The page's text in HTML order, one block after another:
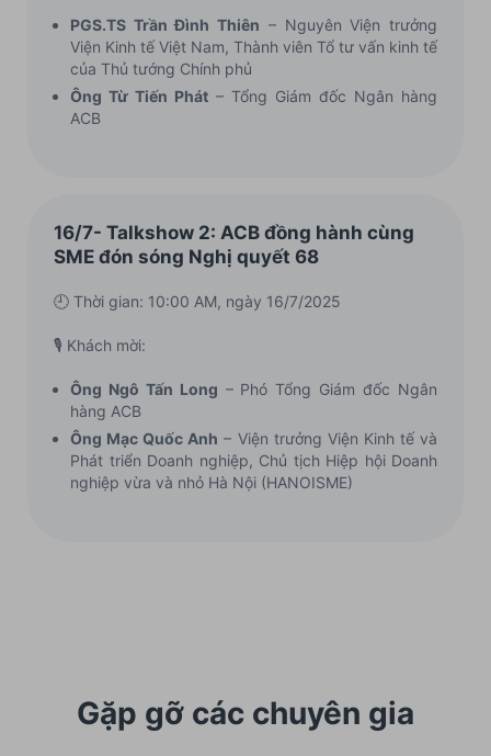
PGS.TS Trần Đình Thiên – Nguyên Viện trưởng
Viện Kinh tế Việt Nam, Thành viên Tổ tư vấn kinh tế
của Thủ tướng Chính phủ
Ông Từ Tiến Phát – Tổng Giám đốc Ngân hàng
ACB
16/7- Talkshow 2: ACB đồng hành cùng
SME đón sóng Nghị quyết 68
🕘 Thời gian: 10:00 AM, ngày 16/7/2025
🎙️ Khách mời:
Ông Ngô Tấn Long – Phó Tổng Giám đốc Ngân
hàng ACB
Ông Mạc Quốc Anh – Viện trưởng Viện Kinh tế và
Phát triển Doanh nghiệp, Chủ tịch Hiệp hội Doanh
nghiệp vừa và nhỏ Hà Nội (HANOISME)
Gặp gỡ các chuyên gia